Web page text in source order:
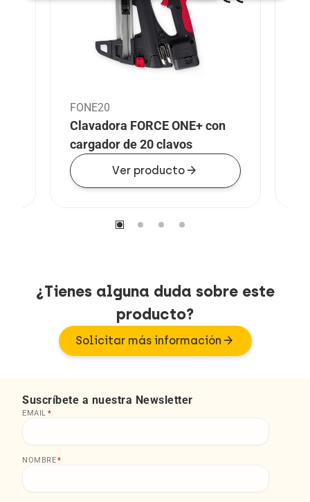
FONE20
Clavadora FORCE ONE+ con
cargador de 20 clavos
Ver productoarrow_forward
¿Tienes alguna duda sobre este
producto?
Solicitar más información arrow_forward
Suscríbete a nuestra Newsletter
EMAIL *
NOMBRE*